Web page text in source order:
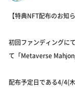
【特典NFT配布のお知ら
初回ファンディングに
て「Metaverse
配布予定日である4/4(